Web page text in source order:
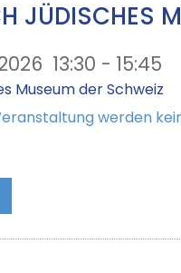
JÜDISCHES
13:30 - 15:45
Museum der Schweiz
werden